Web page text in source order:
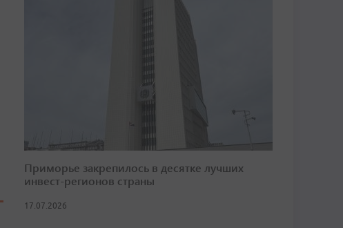
Приморье закрепилось в десятке лучших
инвест-регионов страны
17.07.2026